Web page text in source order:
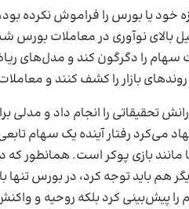
خود یا بورس را فراموش نکرده
بالای نوآوری در معاملات بورس
سهام را دگرگون کند و مدل‌های
بازار را کشف کنند و
تحقیقاتی را انجام داد و مدلی
می‌کرد رفتار آینده یک سهام
بازی پوکر است. همانطور که
هم باید توجه کرد، در بورس تنها
پیش‌بینی کرد بلکه روحیه و